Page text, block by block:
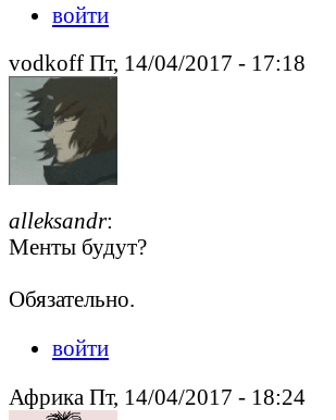
войти
vodkoff Пт, 14/04/2017 - 17:18
alleksandr:
Менты будут?
Обязательно.
войти
Африка Пт, 14/04/2017 - 18:24